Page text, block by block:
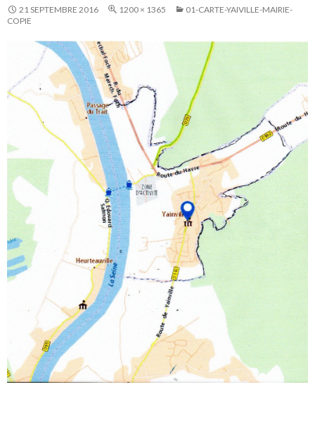
21 SEPTEMBRE 2016 1200 × 1365
01-CARTE-YAIVILLE-MAIRIE-
COPIE